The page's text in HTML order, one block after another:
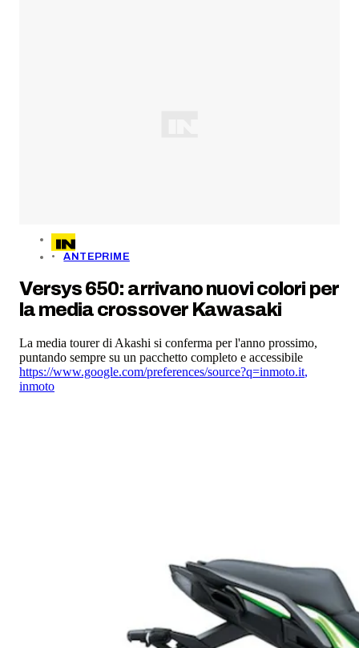
ANTEPRIME
Versys 650: arrivano nuovi colori per
la media crossover Kawasaki
La media tourer di Akashi si conferma per l'anno prossimo,
puntando sempre su un pacchetto completo e accessibile
https://www.google.com/preferences/source?q=inmoto.it,
inmoto